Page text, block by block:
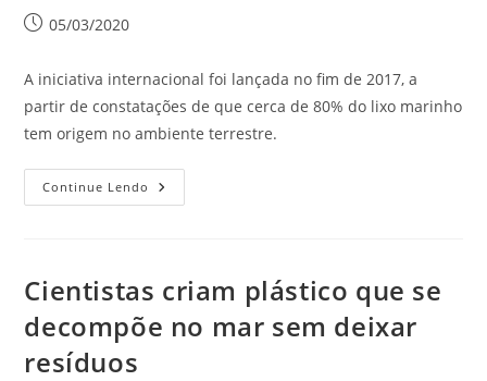
05/03/2020
A iniciativa internacional foi lançada no fim de 2017, a
partir de constatações de que cerca de 80% do lixo marinho
tem origem no ambiente terrestre.
Continue Lendo
Cientistas criam plástico que se
decompõe no mar sem deixar
resíduos